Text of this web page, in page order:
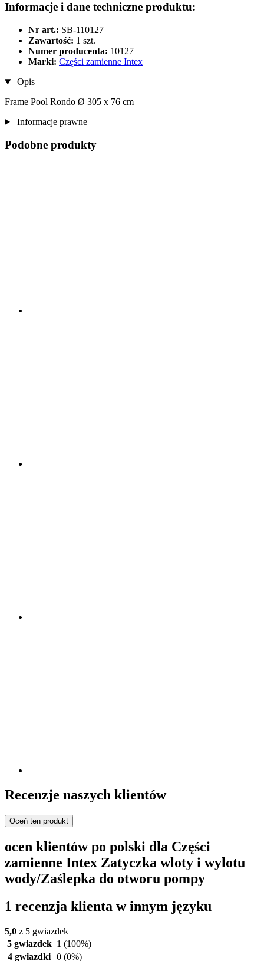
Informacje i dane techniczne produktu:
Nr art.: SB-110127
Zawartość: 1 szt.
Numer producenta: 10127
Marki: Części zamienne Intex
Opis
Frame Pool Rondo Ø 305 x 76 cm
Informacje prawne
Podobne produkty
Recenzje naszych klientów
Oceń ten produkt
ocen klientów po polski dla Części
zamienne Intex Zatyczka wloty i wylotu
wody/Zaślepka do otworu pompy
1 recenzja klienta w innym języku
5,0 z 5 gwiazdek
5 gwiazdek 1 (100%)
4 gwiazdki 0 (0%)